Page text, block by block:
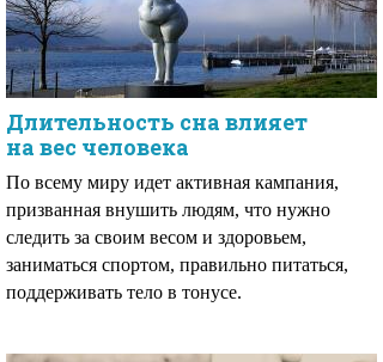
Длительность сна влияет
на вес человека
По всему миру идет активная кампания,
призванная внушить людям, что нужно
следить за своим весом и здоровьем,
заниматься спортом, правильно питаться,
поддерживать тело в тонусе.